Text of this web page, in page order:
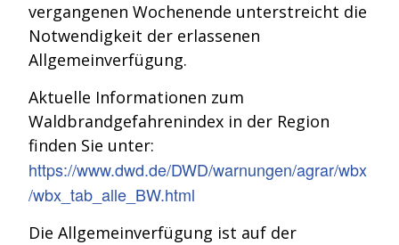
vergangenen Wochenende unterstreicht die
Notwendigkeit der erlassenen
Allgemeinverfügung.
Aktuelle Informationen zum
Waldbrandgefahrenindex in der Region
finden Sie unter:
https://www.dwd.de/DWD/warnungen/agrar/wbx
/wbx_tab_alle_BW.html
Die Allgemeinverfügung ist auf der